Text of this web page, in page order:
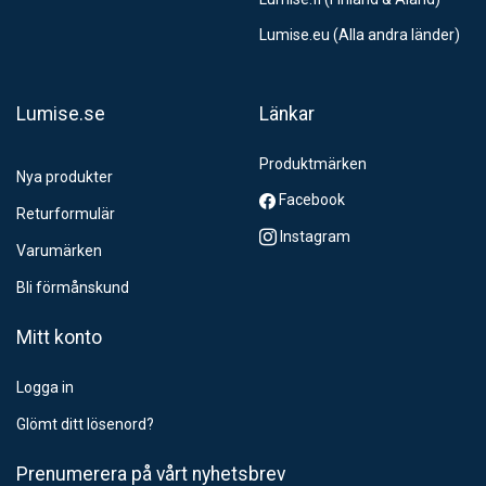
Lumise.eu (Alla andra länder)
Lumise.se
Nya produkter
Returformulär
Varumärken
Bli förmånskund
Länkar
Produktmärken
Facebook
Instagram
Mitt konto
Logga in
Glömt ditt lösenord?
Prenumerera på vårt nyhetsbrev